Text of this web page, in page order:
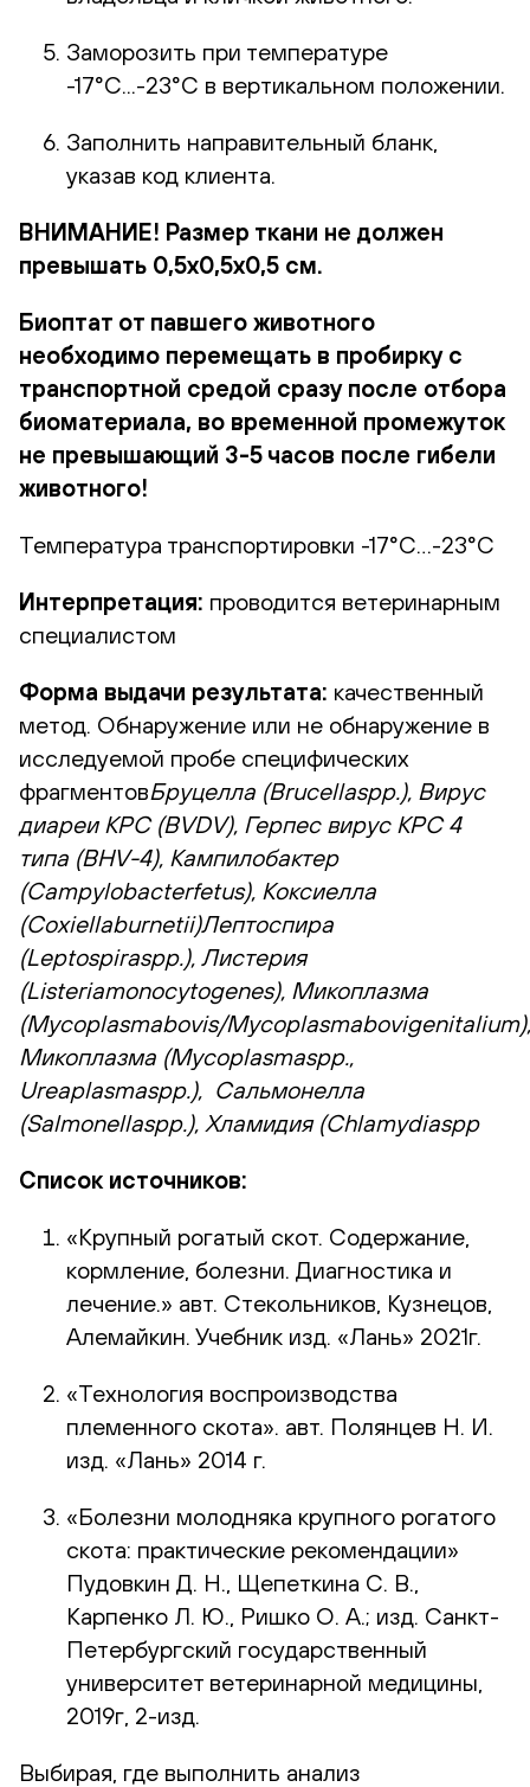
Заморозить при температуре
-17°С...-23°С в вертикальном положении.
Заполнить направительный бланк,
указав код клиента.
ВНИМАНИЕ! Размер ткани не должен
превышать 0,5х0,5х0,5 см.
Биоптат от павшего животного
необходимо перемещать в пробирку с
транспортной средой сразу после отбора
биоматериала, во временной промежуток
не превышающий 3-5 часов после гибели
животного!
Температура транспортировки -17°С…-23°С
Интерпретация: проводится ветеринарным
специалистом
Форма выдачи результата: качественный
метод. Обнаружение или не обнаружение в
исследуемой пробе специфических
фрагментовБруцелла (Brucellaspp.), Вирус
диареи КРС (BVDV), Герпес вирус КРС 4
типа (BHV-4), Кампилобактер
(Campylobacterfetus), Коксиелла
(Coxiellaburnetii)Лептоспира
(Leptospiraspp.), Листерия
(Listeriamonocytogenes), Микоплазма
(Mycoplasmabovis/Mycoplasmabovigenitalium),
Микоплазма (Mycoplasmaspp.,
Ureaplasmaspp.), Сальмонелла
(Salmonellaspp.), Хламидия (Chlamydiaspp
Список источников:
«Крупный рогатый скот. Содержание,
кормление, болезни. Диагностика и
лечение.» авт. Стекольников, Кузнецов,
Алемайкин. Учебник изд. «Лань» 2021г.
«Технология воспроизводства
племенного скота». авт. Полянцев Н. И.
изд. «Лань» 2014 г.
«Болезни молодняка крупного рогатого
скота: практические рекомендации»
Пудовкин Д. Н., Щепеткина С. В.,
Карпенко Л. Ю., Ришко О. А.; изд. Санкт-
Петербургский государственный
университет ветеринарной медицины,
2019г, 2-изд.
Выбирая, где выполнить анализ